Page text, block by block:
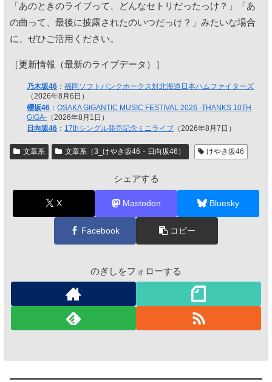
「あのときのライブって、どんなセトリだったっけ？」「あ
の曲って、最後に披露されたのいつだっけ？」みたいな場合
に、ぜひご活用ください。
［更新情報（最新のライブデータ）］
乃木坂46 ：福岡ソフトバンクホークス対北海道日本ハムファイターズ
（2026年8月6日）
櫻坂46 ：OSAKA GIGANTIC MUSIC FESTIVAL 2026 -THANKS 10TH
GIGA- （2026年8月1日）
日向坂46 ： 17thシングル発売記念ミニライブ （2026年8月7日）
文章系 文章系（3_けやき坂46・日向坂46） けやき坂46
シェアする
X Mastodon Bluesky
Facebook コピー
のぎしをフォローする